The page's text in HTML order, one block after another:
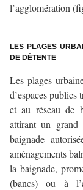
l’agglomération
LES PLAGES
DE DÉTENTE
Les plages
d’espaces publics
et au réseau de
attirant un grand
baignade
aménagements
la baignade,
(bancs) ou à